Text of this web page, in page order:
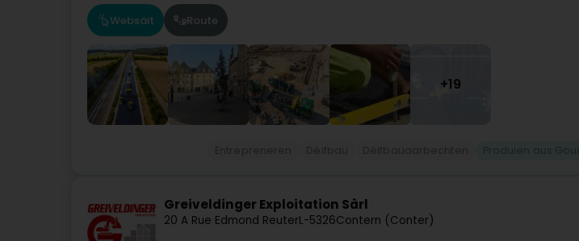
Websäit Route
+19
Greiveldinger Exploitation Sàrl
20 A Rue Edmond ReuterL-5326Contern (Conter)